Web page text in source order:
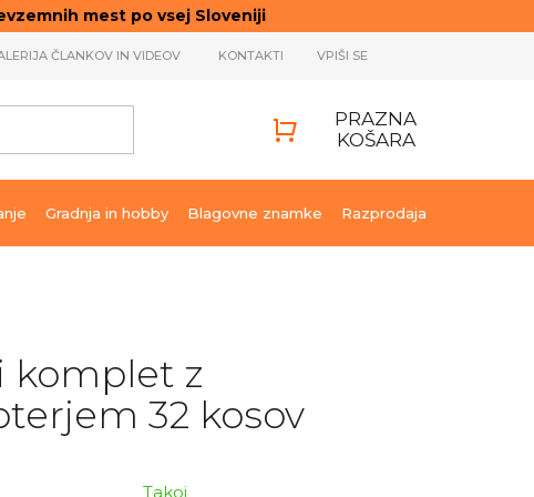
mest po vsej Sloveniji
ČLANKOV IN VIDEOV KONTAKTI VPIŠI SE
CART
PRAZNA
KOŠARA
Gradnja in hobby Blagovne znamke Razprodaja
komplet z
32 kosov
Takoj